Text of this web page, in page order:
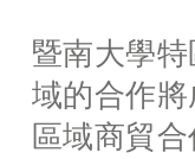
暨南大學
域的合作
區域商貿